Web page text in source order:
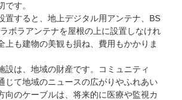
です。
置すると、地上デジタル用アンテナ、BS
ボラアンテナを屋根の上に設置しなけれ
上も建物の美観も損ね、費用もかかりま
設は、地域の財産です。コミュニティ
じて地域のニュースの広がりやふれあい
向のケーブルは、将来的に医療や監視カ